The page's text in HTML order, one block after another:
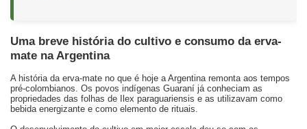
Uma breve história do cultivo e consumo da erva-
mate na Argentina
A história da erva-mate no que é hoje a Argentina remonta aos tempos
pré-colombianos. Os povos indígenas Guaraní já conheciam as
propriedades das folhas de
Ilex paraguariensis e as utilizavam como
bebida energizante e como elemento de rituais.